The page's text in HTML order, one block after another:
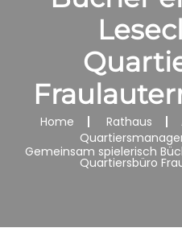
Home Rathaus
Gemeinsam spielerisch
Quartiersbüro